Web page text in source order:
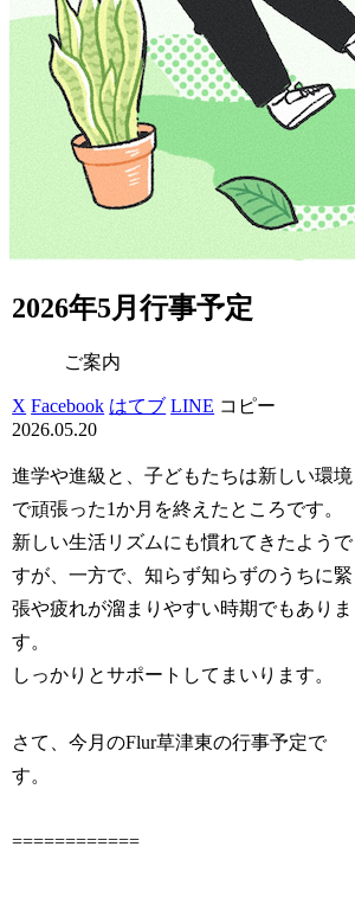
2026年5月行事予定
ご案内
X Facebook はてブ LINE コピー
2026.05.20
進学や進級と、子どもたちは新しい環境
で頑張った1か月を終えたところです。
新しい生活リズムにも慣れてきたようで
すが、一方で、知らず知らずのうちに緊
張や疲れが溜まりやすい時期でもありま
す。
しっかりとサポートしてまいります。
さて、今月のFlur草津東の行事予定で
す。
============